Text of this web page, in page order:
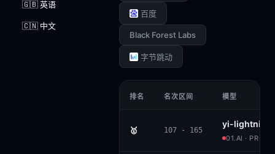
🇬🇧 英语
🇨🇳 中文
百度
Black Forest Labs
字节跳动
排名 名次区间 模型
🥇 107 - 165
yi-lightning
01.AI ·